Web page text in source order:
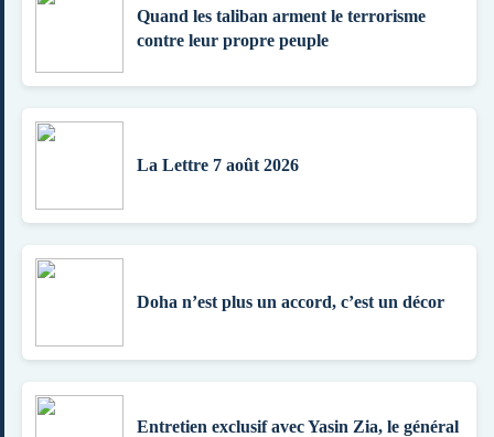
Quand les taliban arment le terrorisme
contre leur propre peuple
La Lettre 7 août 2026
Doha n’est plus un accord, c’est un décor
Entretien exclusif avec Yasin Zia, le général